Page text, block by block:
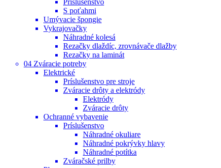
S poťahmi
Umývacie špongie
Vykrajovačky
Náhradné kolesá
Rezačky dlaždíc, zrovnávače dlažby
Rezačky na laminát
04 Zváracie potreby
Elektrické
Príslušenstvo pre stroje
Zváracie drôty a elektródy
Elektródy
Zváracie drôty
Ochranné vybavenie
Príslušenstvo
Náhradné okuliare
Náhradné pokrývky hlavy
Náhradné potítka
Zváračské prilby